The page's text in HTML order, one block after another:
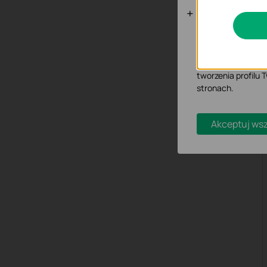
Cookies
Analiza - Te pliki
tworzenia profilu
stronach.
Akceptuj